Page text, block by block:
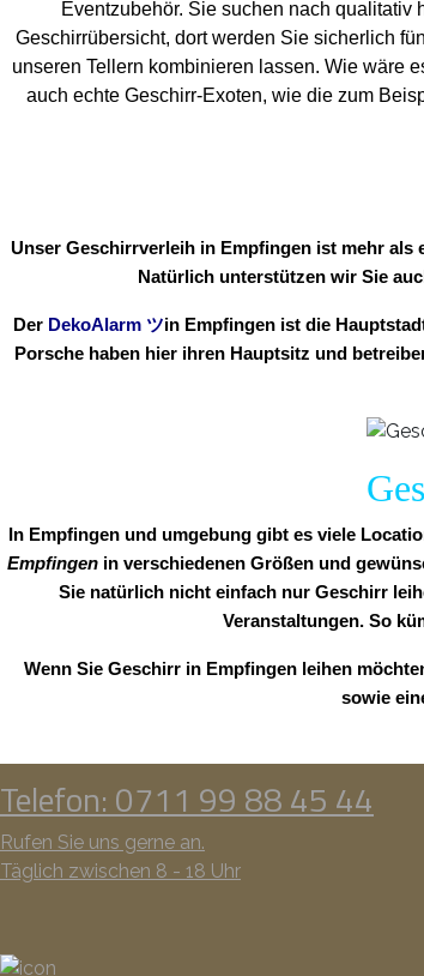
Eventzubehör. Sie suchen nach
Geschirrübersicht, dort werden Sie sicherlich
unseren Tellern kombinieren lassen. Wie wäre
auch echte Geschirr-Exoten, wie die zum
Unser Geschirrverleih in Empfingen ist mehr
Natürlich unterstützen wir Sie
Der DekoAlarm ツin Empfingen ist die
Porsche haben hier ihren Hauptsitz und
In Empfingen und umgebung gibt es viele
Empfingen in verschiedenen Größen und
Sie natürlich nicht einfach nur Geschirr
Veranstaltungen. So
Wenn Sie Geschirr in Empfingen leihen
sowie
Telefon: 0711 99 88 45 44
Rufen Sie uns gerne an.
Täglich zwischen 8 - 18 Uhr